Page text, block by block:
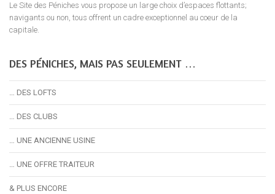
Le Site des Péniches vous propose un large choix d’espaces flottants;
navigants ou non, tous offrent un cadre exceptionnel au coeur de la
capitale.
DES PÉNICHES, MAIS PAS SEULEMENT …
… DES LOFTS
… DES CLUBS
… UNE ANCIENNE USINE
… UNE OFFRE TRAITEUR
& PLUS ENCORE